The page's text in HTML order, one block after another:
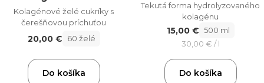
Kolagénové želé cukríky s
čerešňovou príchuťou
20,00 € 60 želé
Do košíka
Tekutá forma hydrolyzovaného
kolagénu
15,00 € 500 ml
30,00 € / l
Do košíka